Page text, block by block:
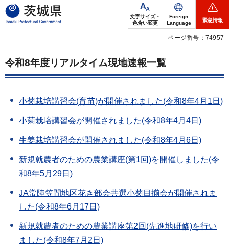
茨城県
文字サイズ・
色合い変更
Foreign
Language
緊急情報
ページ番号：74957
令和8年度リアルタイム現地速報一覧
小菊栽培講習会(育苗)が開催されました(令和8年4月1日)
小菊栽培講習会が開催されました(令和8年4月4日)
生姜栽培講習会が開催されました(令和8年4月6日)
新規就農者のための農業講座(第1回)を開催しました(令
和8年5月29日)
JA常陸笠間地区花き部会共選小菊目揃会が開催されま
した(令和8年6月17日)
新規就農者のための農業講座第2回(先進地研修)を行い
ました(令和8年7月2日)